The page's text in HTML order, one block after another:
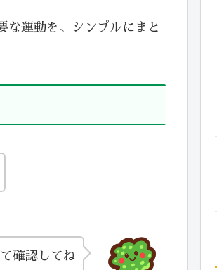
な運動を、シンプルにまと
確認してね